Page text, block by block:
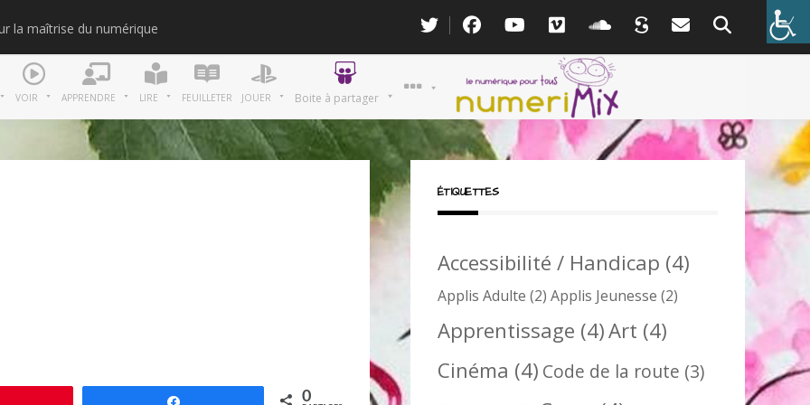
la maîtrise du numérique
VOIR APPRENDRE LIRE FEUILLETER JOUER Boite à partager
0
ÉTIQUETTES
Accessibilité / Handicap (4)
Applis Adulte (2) Applis Jeunesse (2)
Apprentissage (4)Art (4)
Cinéma (4) Code de la route (3)